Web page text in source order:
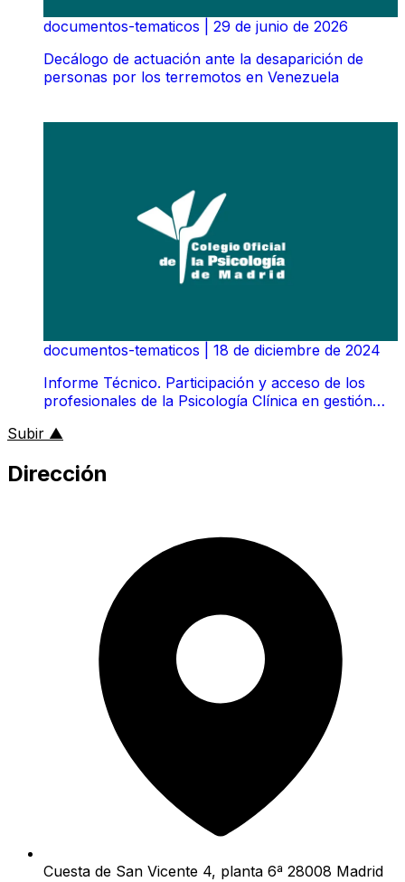
documentos-tematicos
29 de junio de 2026
Decálogo de actuación ante la desaparición de
personas por los terremotos en Venezuela
documentos-tematicos
18 de diciembre de 2024
Informe Técnico. Participación y acceso de los
profesionales de la Psicología Clínica en gestión
Subir ▲
Dirección
Cuesta de San Vicente 4, planta 6ª 28008 Madrid